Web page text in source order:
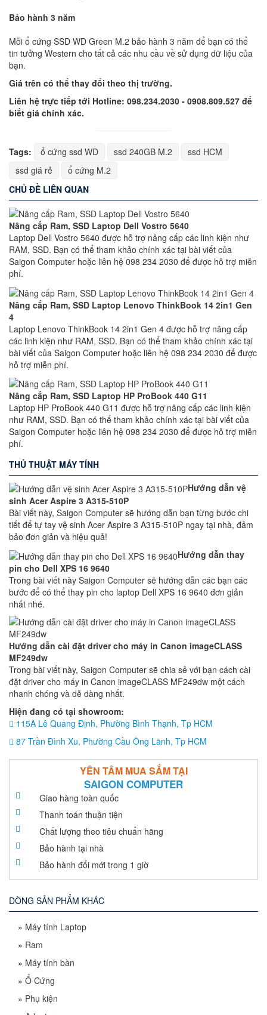
Bảo hành 3 năm
Mỗi ổ cứng SSD WD Green M.2 bảo hành 3 năm để bạn có thể
tin tưởng Western cho tất cả các nhu cầu về sử dụng dữ liệu của
bạn.
Giá trên có thể thay đổi theo thị trường.
Liên hệ trực tiếp tới Hotline: 098.234.2030 - 0908.809.527 để
biết giá chính xác.
Tags: ổ cứng ssd WD ssd 240GB M.2
ssd HCM
ssd giá rẻ
ổ cứng M.2
CHỦ ĐỀ LIÊN QUAN
Nâng cấp Ram, SSD Laptop Dell Vostro 5640
Laptop Dell Vostro 5640 được hỗ trợ nâng cấp các linh kiện như
RAM, SSD. Bạn có thể tham khảo chính xác tại bài viết của
Saigon Computer hoặc liên hệ 098 234 2030 để được hỗ trợ miễn
phí.
Nâng cấp Ram, SSD Laptop Lenovo ThinkBook 14 2in1 Gen
4
Laptop Lenovo ThinkBook 14 2in1 Gen 4 được hỗ trợ nâng cấp
các linh kiện như RAM, SSD. Bạn có thể tham khảo chính xác tại
bài viết của Saigon Computer hoặc liên hệ 098 234 2030 để được
hỗ trợ miễn phí.
Nâng cấp Ram, SSD Laptop HP ProBook 440 G11
Laptop HP ProBook 440 G11 được hỗ trợ nâng cấp các linh kiện
như RAM, SSD. Bạn có thể tham khảo chính xác tại bài viết của
Saigon Computer hoặc liên hệ 098 234 2030 để được hỗ trợ miễn
phí.
THỦ THUẬT MÁY TÍNH
Hướng dẫn vệ
sinh Acer Aspire 3 A315-510P
Bài viết này, Saigon Computer sẽ hướng dẫn bạn từng bước chi
tiết để tự tay vệ sinh Acer Aspire 3 A315-510P ngay tại nhà, đảm
bảo đơn giản và hiệu quả!
Hướng dẫn thay
pin cho Dell XPS 16 9640
Trong bài viết này Saigon Computer sẽ hướng dẫn các bạn các
bước để có thể thay pin cho laptop Dell XPS 16 9640 đơn giản
nhất nhé.
Hướng dẫn cài đặt driver cho máy in Canon imageCLASS
MF249dw
Trong bài viết này, Saigon Computer sẽ chia sẻ với bạn cách cài
đặt driver cho máy in Canon imageCLASS MF249dw một cách
nhanh chóng và dễ dàng nhất.
Hiện đang có tại showroom:
115A Lê Quang Định, Phường Bình Thạnh, Tp HCM
87 Trần Đình Xu, Phường Cầu Ông Lãnh, Tp HCM
YÊN TÂM MUA SẮM TẠI
SAIGON COMPUTER
Giao hàng toàn quốc
Thanh toán thuận tiện
Chất lượng theo tiêu chuẩn hãng
Bảo hành tại nhà
Bảo hành đổi mới trong 1 giờ
DÒNG SẢN PHẨM KHÁC
» Máy tính Laptop
» Ram
» Máy tính bàn
» Ổ Cứng
» Phụ kiện